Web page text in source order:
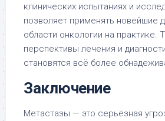
клинических испытаниях и
позволяет применять новейшие
области онкологии на практике.
перспективы лечения и
становятся всё более
Заключение
Метастазы — это серьёзная